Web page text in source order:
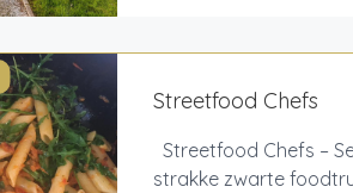
Streetfood Chefs
Streetfood Chefs –
strakke zwarte